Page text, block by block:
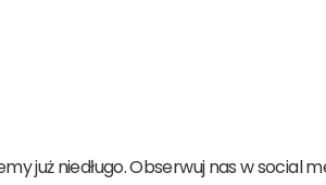
już niedługo. Obserwuj nas w social